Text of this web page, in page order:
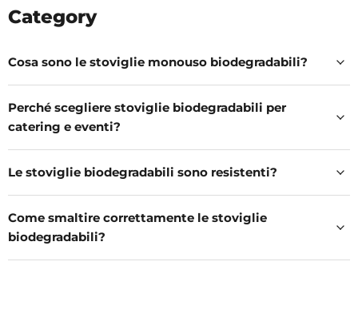
Category
Cosa sono le stoviglie monouso biodegradabili?
Perché scegliere stoviglie biodegradabili per
catering e eventi?
Le stoviglie biodegradabili sono resistenti?
Come smaltire correttamente le stoviglie
biodegradabili?